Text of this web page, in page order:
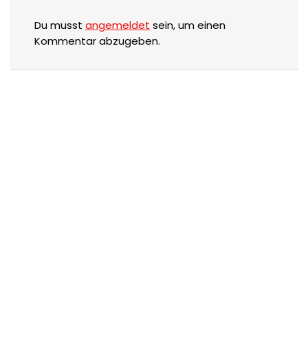
Du musst angemeldet sein, um einen
Kommentar abzugeben.